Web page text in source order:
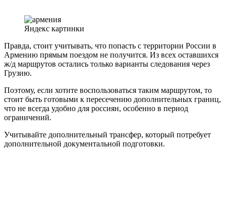
Яндекс картинки
Правда, стоит учитывать, что попасть с территории России в
Армению прямым поездом не получится. Из всех оставшихся
ж/д маршрутов остались только варианты следования через
Грузию.
Поэтому, если хотите воспользоваться таким маршрутом, то
стоит быть готовыми к пересечению дополнительных границ,
что не всегда удобно для россиян, особенно в период
ограничений.
Учитывайте дополнительный трансфер, который потребует
дополнительной документальной подготовки.